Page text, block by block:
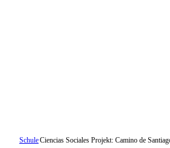
SchuleCiencias Sociales Projekt: Camino de